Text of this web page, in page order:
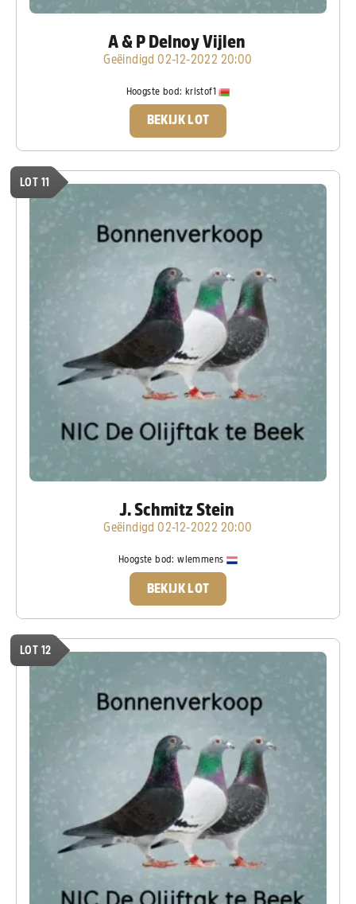
A & P Delnoy Vijlen
Geëindigd 02-12-2022 20:00
Hoogste bod: kristof1
BEKIJK LOT
LOT 11
J. Schmitz Stein
Geëindigd 02-12-2022 20:00
Hoogste bod:wlemmens
BEKIJK LOT
LOT 12